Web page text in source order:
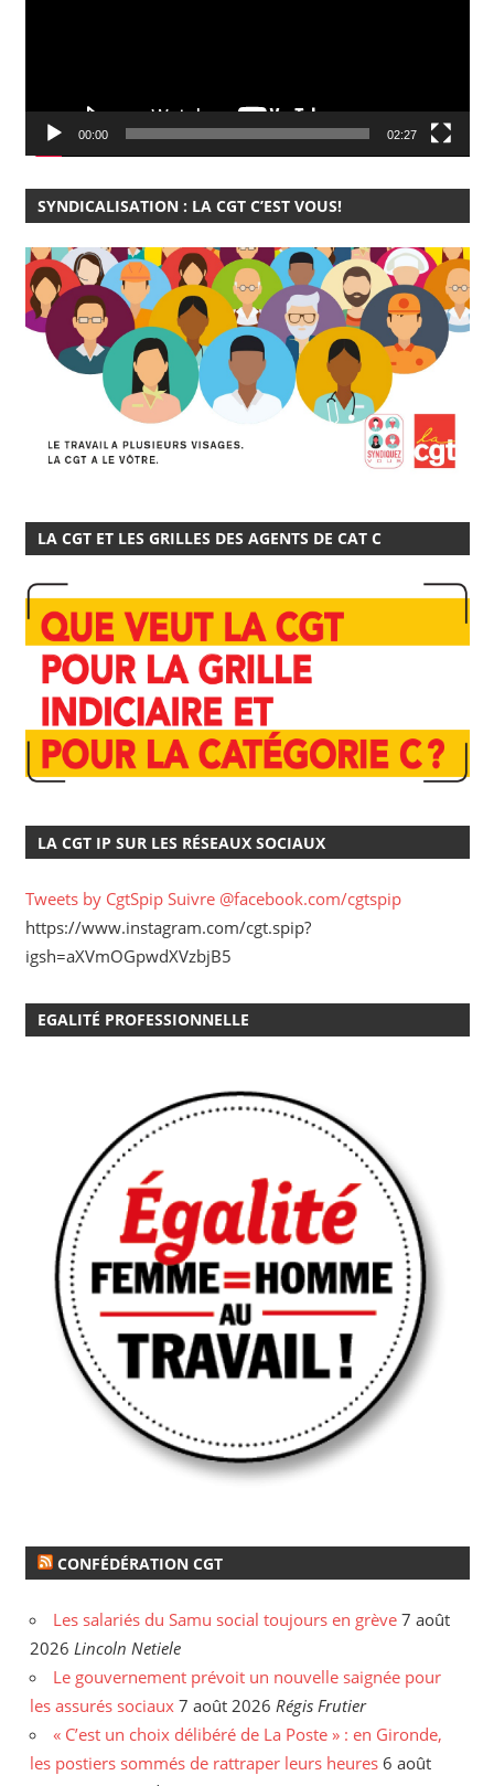
00:00 02:27
SYNDICALISATION : LA CGT C’EST VOUS!
LA CGT ET LES GRILLES DES AGENTS DE CAT C
LA CGT IP SUR LES RÉSEAUX SOCIAUX
Tweets by CgtSpip Suivre @facebook.com/cgtspip
https://www.instagram.com/cgt.spip?
igsh=aXVmOGpwdXVzbjB5
EGALITÉ PROFESSIONNELLE
CONFÉDÉRATION CGT
Les salariés du Samu social toujours en grève 7 août
2026 Lincoln Netiele
Le gouvernement prévoit un nouvelle saignée pour
les assurés sociaux 7 août 2026 Régis Frutier
« C’est un choix délibéré de La Poste » : en Gironde,
les postiers sommés de rattraper leurs heures 6 août